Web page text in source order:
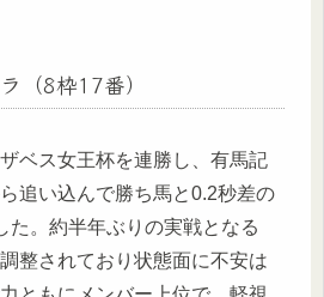
（8枠17番）
ベス女王杯を連勝し、有馬記
追い込んで勝ち馬と0.2秒差の
た。約半年ぶりの実戦となる
整されており状態面に不安は